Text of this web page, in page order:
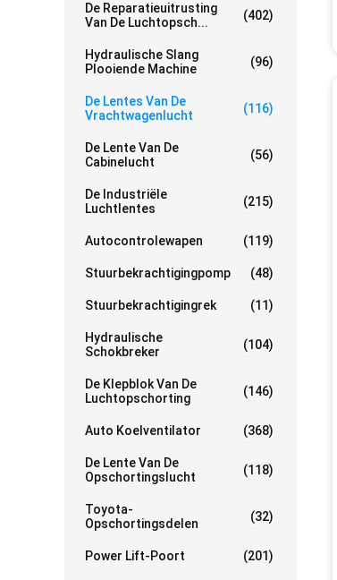
De Reparatieuitrusting
Van De Luchtopsch...
(402)
Hydraulische Slang
Plooiende Machine
(96)
De Lentes Van De
Vrachtwagenlucht
(116)
De Lente Van De
Cabinelucht
(56)
De Industriële
Luchtlentes
(215)
Autocontrolewapen (119)
Stuurbekrachtigingpomp (48)
Stuurbekrachtigingrek (11)
Hydraulische
Schokbreker
(104)
De Klepblok Van De
Luchtopschorting
(146)
Auto Koelventilator (368)
De Lente Van De
Opschortingslucht
(118)
Toyota-
Opschortingsdelen
(32)
Power Lift-Poort (201)